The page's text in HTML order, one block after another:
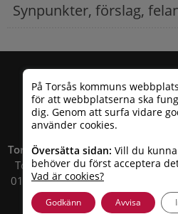
På Torsås kommuns
för att webbplatserna ska
dig. Genom att surfa vidare
använder cookies.
Översätta sidan: Vill du
behöver du först acceptera
Vad är cookies?
Godkänn Avvisa
Synpunkter, förslag,
Torsås kommun| Besöksadress:
Torsås kommun, Box 503, 385
010 – 35 33 100 |
post:info@torsas.se|